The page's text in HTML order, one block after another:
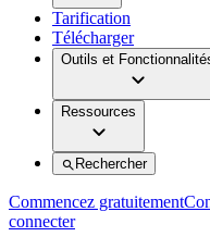
Tarification
Télécharger
Outils et
Ressources
Rechercher
Commencez gratuitement
connecter